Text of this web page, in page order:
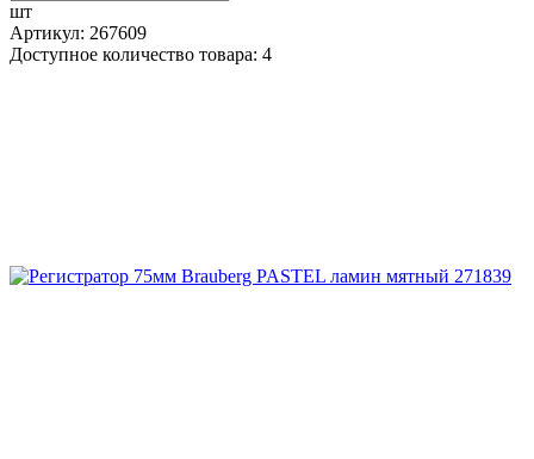
шт
Артикул: 267609
Доступное количество товара: 4